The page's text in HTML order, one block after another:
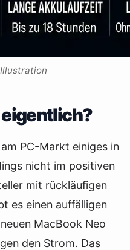
PC-Markt einiges in
nicht im positiven
mit rückläufigen
es einen auffälligen
MacBook Neo
den Strom. Das